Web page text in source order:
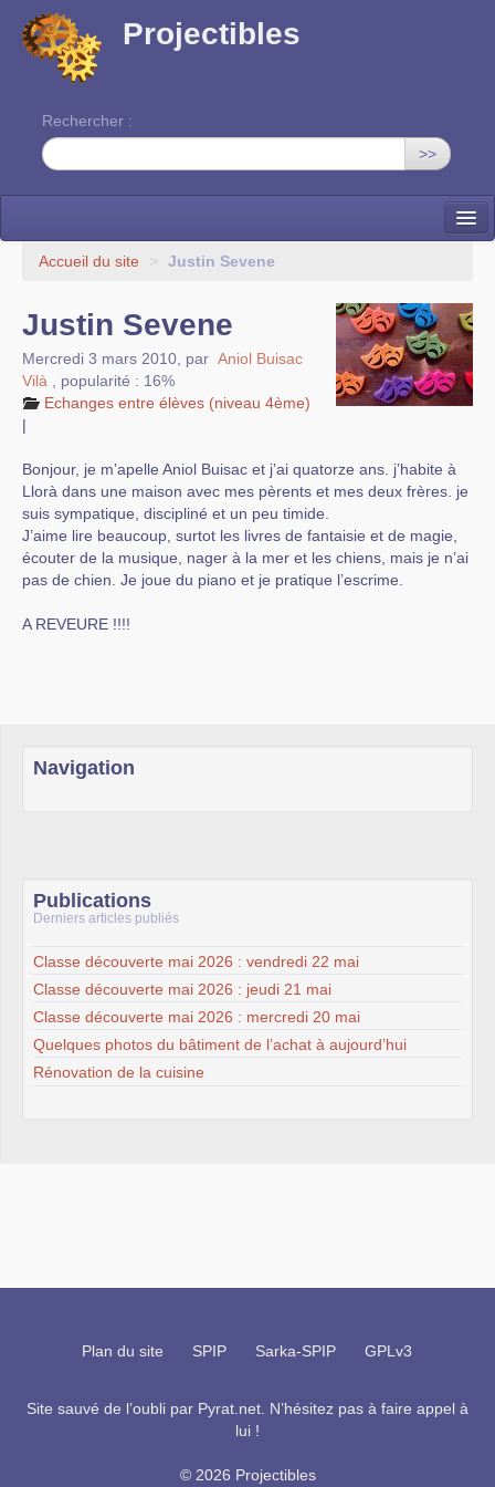
Projectibles
Rechercher :
>>
La ruche
EDITO
Accueil du site > Justin Sevene
Justin Sevene
Mercredi 3 mars 2010 par Aniol Buisac
Vilà
popularité : 16%
Echanges entre élèves (niveau 4ème)
|
Bonjour, je m’apelle Aniol Buisac et j’ai quatorze ans. j’habite à
Llorà dans une maison avec mes pèrents et mes deux frères. je
suis sympatique, discipliné et un peu timide.
J’aime lire beaucoup, surtot les livres de fantaisie et de magie,
écouter de la musique, nager à la mer et les chiens, mais je n’ai
pas de chien. Je joue du piano et je pratique l’escrime.
A REVEURE !!!!
Navigation
Publications
Derniers articles publiés
Classe découverte mai 2026 : vendredi 22 mai
Classe découverte mai 2026 : jeudi 21 mai
Classe découverte mai 2026 : mercredi 20 mai
Quelques photos du bâtiment de l’achat à aujourd’hui
Rénovation de la cuisine
Plan du site SPIP Sarka-SPIP GPLv3
Site sauvé de l’oubli par Pyrat.net . N’hésitez pas à faire appel à
lui !
© 2026 Projectibles